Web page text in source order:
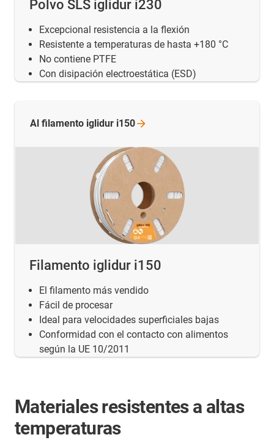
Polvo SLS iglidur i230
Excepcional resistencia a la flexión
Resistente a temperaturas de hasta +180 °C
No contiene PTFE
Con disipación electroestática (ESD)
Filamento iglidur i150
El filamento más vendido
Fácil de procesar
Ideal para velocidades superficiales bajas
Conformidad con el contacto con alimentos
según la UE 10/2011
Al filamento iglidur i150
Materiales resistentes a altas
temperaturas